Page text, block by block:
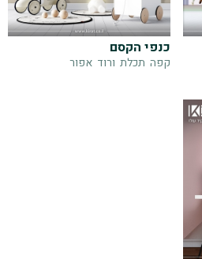
כנפי הקסם
קפה תכלת ורוד אפור